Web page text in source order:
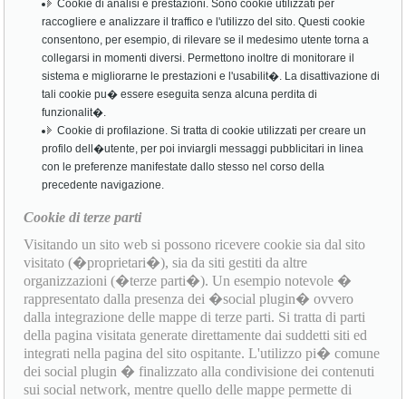
Cookie di analisi e prestazioni. Sono cookie utilizzati per
raccogliere e analizzare il traffico e l'utilizzo del sito. Questi cookie
consentono, per esempio, di rilevare se il medesimo utente torna a
collegarsi in momenti diversi. Permettono inoltre di monitorare il
sistema e migliorarne le prestazioni e l'usabilit�. La disattivazione di
tali cookie pu� essere eseguita senza alcuna perdita di
funzionalit�.
Cookie di profilazione. Si tratta di cookie utilizzati per creare un
profilo dell�utente, per poi inviargli messaggi pubblicitari in linea
con le preferenze manifestate dallo stesso nel corso della
precedente navigazione.
Cookie di terze parti
Visitando un sito web si possono ricevere cookie sia dal sito
visitato (�proprietari�), sia da siti gestiti da altre
organizzazioni (�terze parti�). Un esempio notevole �
rappresentato dalla presenza dei �social plugin� ovvero
dalla integrazione delle mappe di terze parti. Si tratta di parti
della pagina visitata generate direttamente dai suddetti siti ed
integrati nella pagina del sito ospitante. L'utilizzo pi� comune
dei social plugin � finalizzato alla condivisione dei contenuti
sui social network, mentre quello delle mappe permette di